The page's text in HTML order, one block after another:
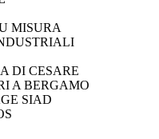
MISURA
DI CESARE
A BERGAMO
SIAD